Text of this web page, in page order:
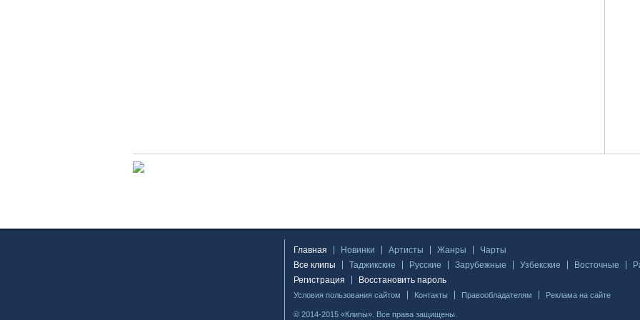
Главная Новинки Артисты Жанры
Чарты
Все клипы
Таджикские Русские Зарубежные Узбекские Восточные
Регистрация
Восстановить пароль
Условия пользования сайтом Контакты Правообладателям Реклама на сайте
© 2014-2015 «Клипы». Все права защищены.